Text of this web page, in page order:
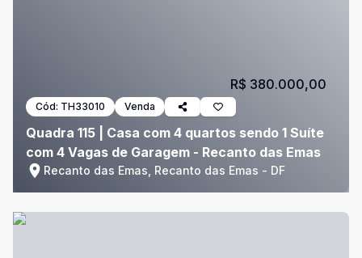
Cód: TH33010 Venda
Quadra 115 | Casa com 4 quartos sendo 1 Suíte
com 4 Vagas de Garagem - Recanto das Emas
Recanto das Emas, Recanto das Emas - DF
R$ 380.000,00